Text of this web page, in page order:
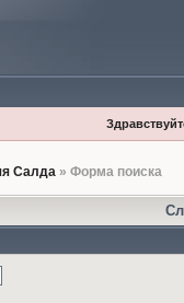
Салда» Форма поиска